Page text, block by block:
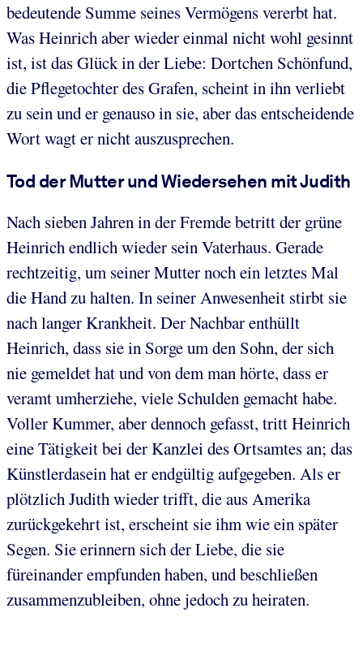
bedeutende Summe seines Vermögens vererbt hat.
Was Heinrich aber wieder einmal nicht wohl gesinnt
ist, ist das Glück in der Liebe: Dortchen Schönfund,
die Pflegetochter des Grafen, scheint in ihn verliebt
zu sein und er genauso in sie, aber das entscheidende
Wort wagt er nicht auszusprechen.
Tod der Mutter und Wiedersehen mit Judith
Nach sieben Jahren in der Fremde betritt der grüne
Heinrich endlich wieder sein Vaterhaus. Gerade
rechtzeitig, um seiner Mutter noch ein letztes Mal
die Hand zu halten. In seiner Anwesenheit stirbt sie
nach langer Krankheit. Der Nachbar enthüllt
Heinrich, dass sie in Sorge um den Sohn, der sich
nie gemeldet hat und von dem man hörte, dass er
veramt umherziehe, viele Schulden gemacht habe.
Voller Kummer, aber dennoch gefasst, tritt Heinrich
eine Tätigkeit bei der Kanzlei des Ortsamtes an; das
Künstlerdasein hat er endgültig aufgegeben. Als er
plötzlich Judith wieder trifft, die aus Amerika
zurückgekehrt ist, erscheint sie ihm wie ein später
Segen. Sie erinnern sich der Liebe, die sie
füreinander empfunden haben, und beschließen
zusammenzubleiben, ohne jedoch zu heiraten.